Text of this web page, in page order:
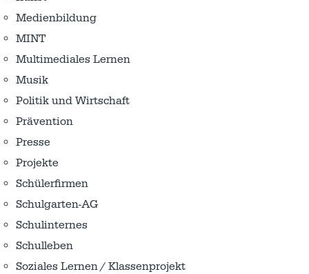
Medienbildung
MINT
Multimediales Lernen
Musik
Politik und Wirtschaft
Prävention
Presse
Projekte
Schülerfirmen
Schulgarten-AG
Schulinternes
Schulleben
Soziales Lernen / Klassenprojekt